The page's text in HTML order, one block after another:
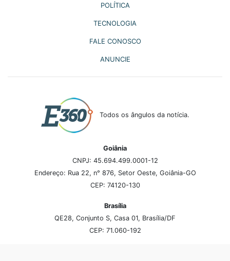
POLÍTICA
TECNOLOGIA
FALE CONOSCO
ANUNCIE
Todos os ângulos da notícia.
Goiânia
CNPJ: 45.694.499.0001-12
Endereço: Rua 22, n° 876, Setor Oeste, Goiânia-GO
CEP: 74120-130
Brasília
QE28, Conjunto S, Casa 01, Brasília/DF
CEP: 71.060-192